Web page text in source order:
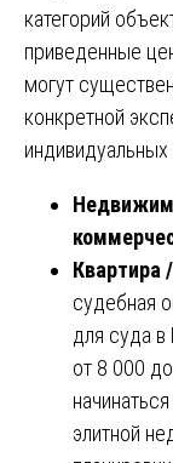
категорий
приведенные
могут
конкретной
Квартира
судебная
для суда в
от 8 000
элитной